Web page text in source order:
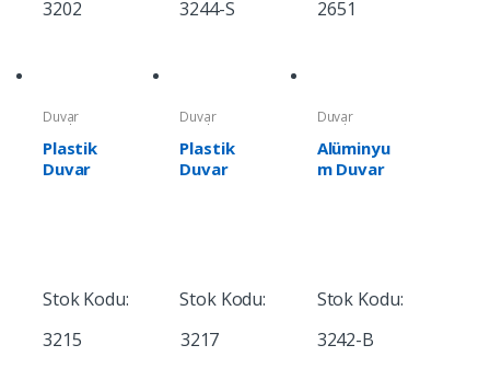
3202
3244-S
2651
Duvar
Saatleri
Plastik
Duvar
Stok Kodu:
3215
Duvar
Saatleri
Plastik
Duvar
Stok Kodu:
3217
Duvar
Saatleri
Alüminyu
m Duvar
Stok Kodu:
3242-B